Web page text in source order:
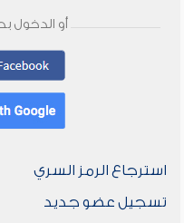
أو الدخول
استرجاع الرمز السري
تسجيل عضو جديد